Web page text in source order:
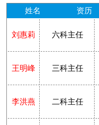
姓名 资历
刘惠莉 六科主任
王明峰 三科主任
李洪燕 二科主任